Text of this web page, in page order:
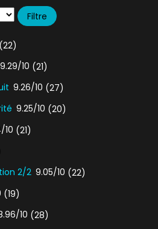
(22)
9.29/10 (21)
9.26/10 (27)
9.25/10 (20)
10 (21)
2/2 9.05/10 (22)
(19)
10 (28)